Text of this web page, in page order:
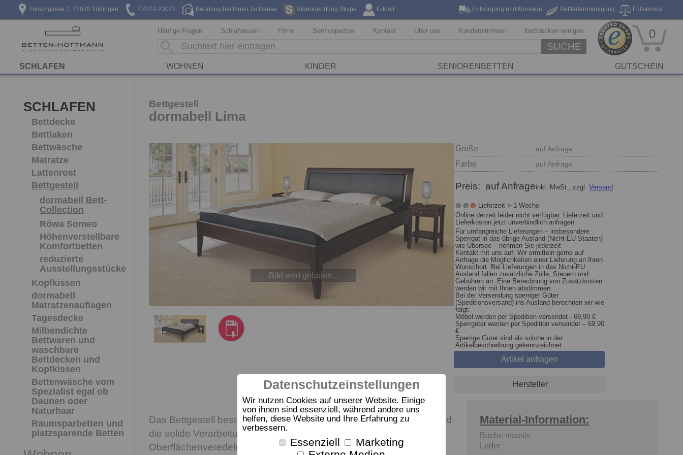
Datenschutzeinstellungen
Wir nutzen Cookies auf unserer Website. Einige
von ihnen sind essenziell, während andere uns
helfen, diese Website und Ihre Erfahrung zu
verbessern.
Essenziell
Marketing
Hirschgasse 1, 72070 Tübingen 07071-23072 Beratung bei Ihnen Zu Hause Videoberatung Skype E-Mail Füllservice
Bettfedernreinigung
Entsorgung und Montage
Reinigungsservice
Häufige Fragen Schlafwissen Filme Servicepartner Kontakt Über uns Kundenstimmen Bettdecken reinigen
SUCHE
0
SCHLAFEN WOHNEN KINDER SENIORENBETTEN GUTSCHEIN
SCHLAFEN
Bettdecke
Bettlaken
Bettwäsche
Matratze
Lattenrost
Bettgestell
dormabell Bett-
Collection
Röwa Someo
Höhenverstellbare
Komfortbetten
reduzierte
Ausstellungsstücke
Kopfkissen
dormabell
Matratzenauflagen
Tagesdecke
Milbendichte
Bettwaren und
waschbare
Bettdecken und
Kopfkissen
Bettenwäsche vom
Spezialist egal ob
Daunen oder
Naturhaar
Raumsparbetten und
platzsparende Betten
Bettgestell
dormabell Lima
Bild wird geladen...
Größe auf Anfrage
Farbe auf Anfrage
Preis: auf Anfrageinkl. MwSt., zzgl. Versand
Lieferzeit > 1 Woche
Online derzeit leider nicht verfügbar, Lieferzeit und
Lieferkosten jetzt unverbindlich anfragen.
Für umfangreiche Lieferungen – insbesondere
Sperrgut in das übrige Ausland (Nicht-EU-Staaten)
wie Übersee – nehmen Sie jederzeit
Kontakt mit uns auf. Wir ermitteln gerne auf
Anfrage die Möglichkeiten einer Lieferung an Ihren
Wunschort. Bei Lieferungen in das Nicht-EU
Ausland fallen zusätzliche Zölle, Steuern und
Gebühren an. Eine Berechnung von Zusatzkosten
werden wir mit Ihnen abstimmen.
Bei der Versendung sperriger Güter
(Speditionsversand) ins Ausland berechnen wir wie
folgt:
Möbel werden per Spedition versendet - 69,90 €
Sperrgüter werden per Spedition versendet – 69,90
€
Sperrige Güter sind als solche in der
Artikelbeschreibung gekennzeichnet
Artikel anfragen
Hersteller
Das Bettgestell besticht durch die meisterhafte Schreiner-Qualität und
die solide Verarbeitung. Verschiedene Holzarten und
Oberflächenveredelungen stehen je nach Geschmack zur Auswahl.
Material-Information:
Buche massiv
Leder